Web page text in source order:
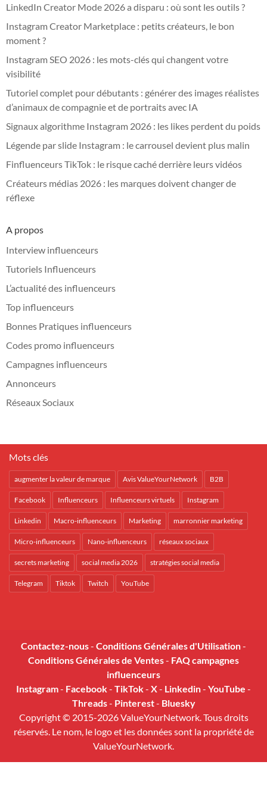
LinkedIn Creator Mode 2026 a disparu : où sont les outils ?
Instagram Creator Marketplace : petits créateurs, le bon
moment ?
Instagram SEO 2026 : les mots-clés qui changent votre
visibilité
Tutoriel complet pour débutants : générer des images réalistes
d’animaux de compagnie et de portraits avec IA
Signaux algorithme Instagram 2026 : les likes perdent du poids
Légende par slide Instagram : le carrousel devient plus malin
Finfluenceurs TikTok : le risque caché derrière leurs vidéos
Créateurs médias 2026 : les marques doivent changer de
réflexe
A propos
Interview influenceurs
Tutoriels Influenceurs
L’actualité des influenceurs
Top influenceurs
Bonnes Pratiques influenceurs
Codes promo influenceurs
Campagnes influenceurs
Annonceurs
Réseaux Sociaux
Mots clés
augmenter la valeur de marque Avis ValueYourNetwork B2B
Facebook Influenceurs Influenceurs virtuels Instagram
Linkedin Macro-influenceurs Marketing marronnier marketing
Micro-influenceurs Nano-influenceurs réseaux sociaux
secrets marketing social media 2026 stratégies social media
Telegram Tiktok Twitch YouTube
Contactez-nous- Conditions Générales d'Utilisation-
Conditions Générales de Ventes- FAQ campagnes
influenceurs
Instagram- Facebook- TikTok- X- Linkedin- YouTube -
Threads- Pinterest- Bluesky
Copyright © 2015-2026 ValueYourNetwork. Tous droits
réservés. Le nom, le logo et les données sont la propriété de
ValueYourNetwork.